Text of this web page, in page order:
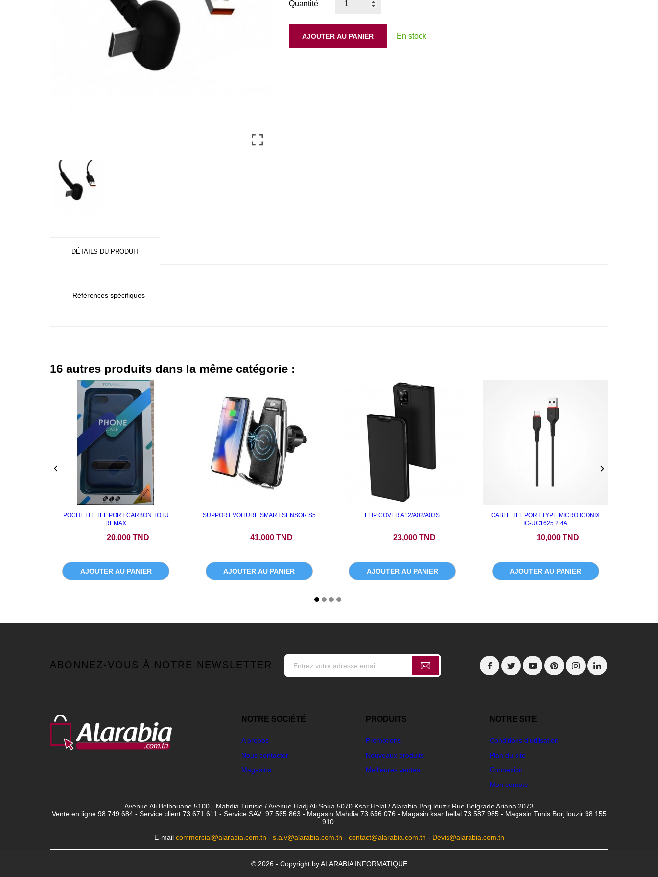
Quantité
AJOUTER AU PANIER En stock
DÉTAILS DU PRODUIT
Références spécifiques
16 autres produits dans la même catégorie :
POCHETTE TEL PORT CARBON TOTU
REMAX
20,000 TND
AJOUTER AU PANIER
SUPPORT VOITURE SMART SENSOR S5
41,000 TND
AJOUTER AU PANIER
FLIP COVER A12/A02/A03S
23,000 TND
AJOUTER AU PANIER
CABLE TEL PORT TYPE MICRO ICONIX
IC-UC1625 2.4A
10,000 TND
AJOUTER AU PANIER
 
ABONNEZ-VOUS À NOTRE NEWSLETTER
NOTRE SOCIÉTÉ
A propos
Nous contacter
Magasins
PRODUITS
Promotions
Nouveaux produits
Meilleures ventes
NOTRE SITE
Conditions d'utilisation
Plan du site
Connexion
Mon compte
Avenue Ali Belhouane 5100 - Mahdia Tunisie / Avenue Hadj Ali Soua 5070 Ksar Helal / Alarabia Borj louzir Rue Belgrade Ariana 2073
Vente en ligne 98 749 684 - Service client 73 671 611 - Service SAV 97 565 863 - Magasin Mahdia 73 656 076 - Magasin ksar hellal 73 587 985 - Magasin Tunis Borj louzir 98 155
910
E-mail commercial@alarabia.com.tn - s.a.v@alarabia.com.tn - contact@alarabia.com.tn - Devis@alarabia.com.tn
© 2026 - Copyright by ALARABIA INFORMATIQUE